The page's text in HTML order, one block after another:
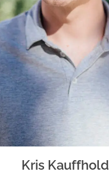
Kris Kauffhold